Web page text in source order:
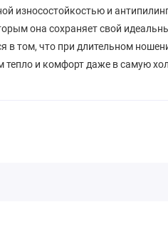
износостойкостью и
она сохраняет свой
в том, что при длительном
тепло и комфорт даже в самую